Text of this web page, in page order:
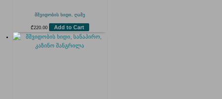
მშვიდობის ხიდი, ღამე
₾220.00 Add to Cart